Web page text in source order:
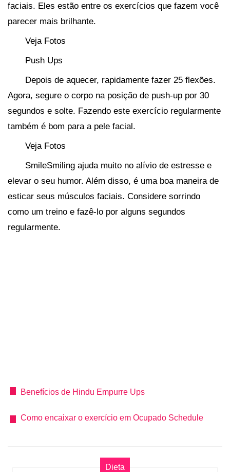
faciais. Eles estão entre os exercícios que fazem você
parecer mais brilhante.
Veja Fotos
Push Ups
Depois de aquecer, rapidamente fazer 25 flexões.
Agora, segure o corpo na posição de push-up por 30
segundos e solte. Fazendo este exercício regularmente
também é bom para a pele facial.
Veja Fotos
SmileSmiling ajuda muito no alívio de estresse e
elevar o seu humor. Além disso, é uma boa maneira de
esticar seus músculos faciais. Considere sorrindo
como um treino e fazê-lo por alguns segundos
regularmente.
Benefícios de Hindu Empurre Ups
Como encaixar o exercício em Ocupado Schedule
Dieta